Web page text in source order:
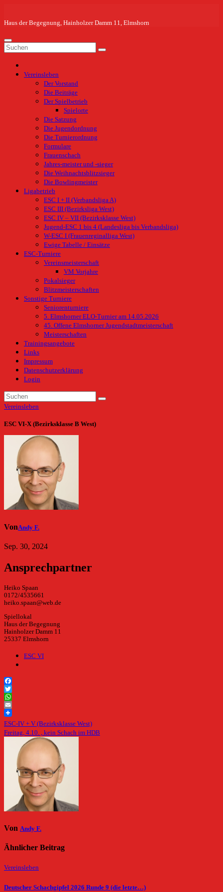
springen
Haus der Begegnung, Hainholzer Damm 11, Elmshorn
Vereinsleben
Der Vorstand
Die Beiträge
Der Spielbetrieb
Spielorte
Die Satzung
Die Jugendordnung
Die Turnierordnung
Formulare
Frauenschach
Jahres-meister und -sieger
Die Weihnachtsblitzsieger
Die Bowlingmeister
Ligabetrieb
ESC I + II (Verbandsliga A)
ESC III (Bezirksliga West)
ESC IV – VII (Bezirksklasse West)
Jugend-ESC 1 bis 4 (Landesliga bis Verbandsliga)
W-ESC I (Frauenreginalliga West)
Ewige Tabelle / Einsätze
ESC-Turniere
Vereinsmeisterschaft
VM Vorjahre
Pokalsieger
Blitzmeisterschaften
Sonstige Turniere
Seniorenturniere
5. Elmshorner ELO-Turnier am 14.05.2026
45. Offene Elmshorner Jugendstadtmeisterschaft
Meisterschaften
Trainingsangebote
Links
Impressum
Datenschutzerklärung
Login
Vereinsleben
ESC VI-X (Bezirksklasse B West)
VonAndy F.
Sep. 30, 2024
Ansprechpartner
Heiko Spaan
0172/4535661
heiko.spaan@web.de
Spiellokal
Haus der Begegnung
Hainholzer Damm 11
25337 Elmshorn
ESC VI
Facebook
Twitter
WhatsApp
Email
Beitragsnavigation
ESC-IV + V (Bezirksklasse West)
Freitag, 4.10. , kein Schach im HDB
Von Andy F.
Ähnlicher Beitrag
Vereinsleben
Deutscher Schachgipfel 2026 Runde 9 (die letzte…)